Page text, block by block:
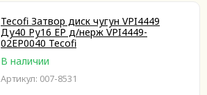
Tecofi Затвор диск чугун VPI4449
Ду40 Ру16 EP д/нерж VPI4449-
02EP0040 Tecofi
В наличии
Артикул: 007-8531